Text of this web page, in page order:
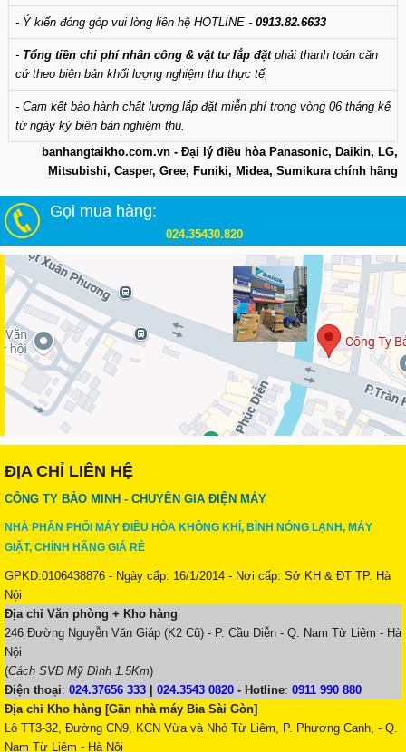
- Ý kiến đóng góp vui lòng liên hệ HOTLINE - 0913.82.6633
- Tổng tiền chi phí nhân công & vật tư lắp đặtphải thanh toán căn
cứ theo biên bản khối lượng nghiệm thu thực tế;
- Cam kết bảo hành chất lượng lắp đặt miễn phí trong vòng 06 tháng kể
từ ngày ký biên bản nghiệm thu.
banhangtaikho.com.vn - Đại lý điều hòa Panasonic, Daikin, LG,
Mitsubishi, Casper, Gree, Funiki, Midea, Sumikura chính hãng
Gọi mua hàng:
024.35430.820
ĐỊA CHỈ LIÊN HỆ
CÔNG TY BẢO MINH - CHUYÊN GIA ĐIỆN MÁY
NHÀ PHÂN PHỐI MÁY ĐIỀU HÒA KHÔNG KHÍ, BÌNH NÓNG LẠNH, MÁY
GIẶT, CHÍNH HÃNG GIÁ RẺ
GPKD:0106438876 - Ngày cấp: 16/1/2014 - Nơi cấp: Sở KH & ĐT TP. Hà
Nội
Địa chỉ Văn phòng + Kho hàng
246 Đường Nguyễn Văn Giáp (K2 Cũ) - P. Cầu Diễn - Q. Nam Từ Liêm - Hà
Nội
(Cách SVĐ Mỹ Đình 1.5Km)
Điện thoại: 024.37656 333 024.3543 0820 - Hotline: 0911 990 880
Địa chỉ Kho hàng [Gần nhà máy Bia Sài Gòn]
Lô TT3-32, Đường CN9, KCN Vừa và Nhỏ Từ Liêm, P. Phương Canh, - Q.
Nam Từ Liêm - Hà Nội